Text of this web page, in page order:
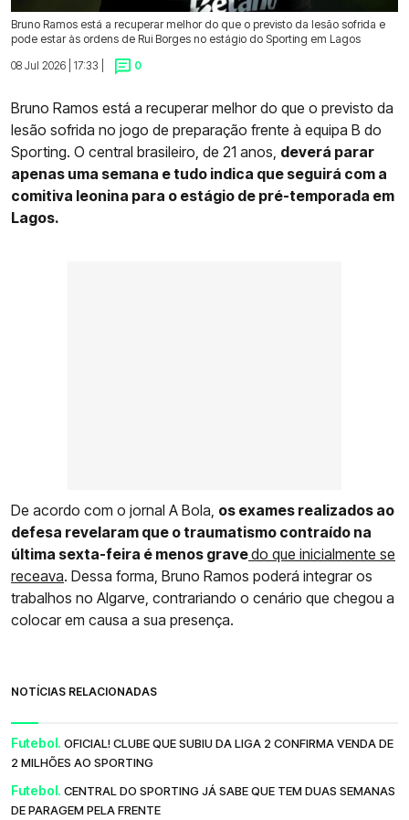
Bruno Ramos está a recuperar melhor do que o previsto da lesão sofrida e
pode estar às ordens de Rui Borges no estágio do Sporting em Lagos
08 Jul 2026 | 17:33 |
0
Bruno Ramos está a recuperar melhor do que o previsto da
lesão sofrida no jogo de preparação frente à equipa B do
Sporting. O central brasileiro, de 21 anos, deverá parar
apenas uma semana e tudo indica que seguirá com a
comitiva leonina para o estágio de pré-temporada em
Lagos.
De acordo com o jornal A Bola, os exames realizados ao
defesa revelaram que o traumatismo contraído na
última sexta-feira é menos gravedo que inicialmente se
receava. Dessa forma, Bruno Ramos poderá integrar os
trabalhos no Algarve, contrariando o cenário que chegou a
colocar em causa a sua presença.
NOTÍCIAS RELACIONADAS
Futebol. OFICIAL! CLUBE QUE SUBIU DA LIGA 2 CONFIRMA VENDA DE
2 MILHÕES AO SPORTING
Futebol. CENTRAL DO SPORTING JÁ SABE QUE TEM DUAS SEMANAS
DE PARAGEM PELA FRENTE